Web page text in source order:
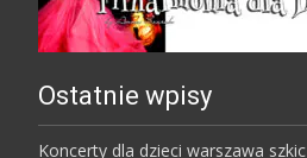
Ostatnie wpisy
Koncerty dla dzieci warszawa szkic